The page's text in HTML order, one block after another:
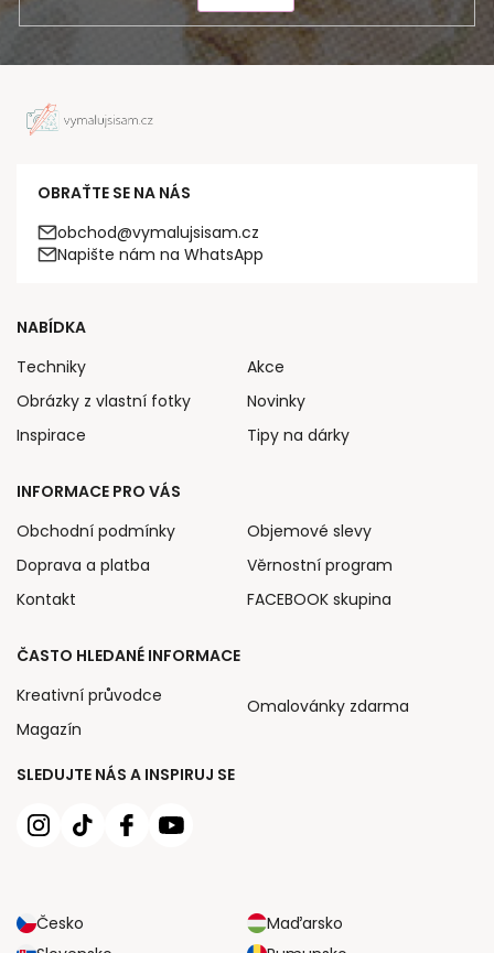
OBRAŤTE SE NA NÁS
obchod@vymalujsisam.cz
Napište nám na WhatsApp
SLEDUJTE NÁS A INSPIRUJ SE
Česko
Maďarsko
NABÍDKA
Techniky
Obrázky z vlastní fotky
Inspirace
Akce
Novinky
Tipy na dárky
INFORMACE PRO VÁS
Obchodní podmínky
Doprava a platba
Kontakt
Objemové slevy
Věrnostní program
FACEBOOK skupina
ČASTO HLEDANÉ INFORMACE
Kreativní průvodce
Magazín
Omalovánky zdarma